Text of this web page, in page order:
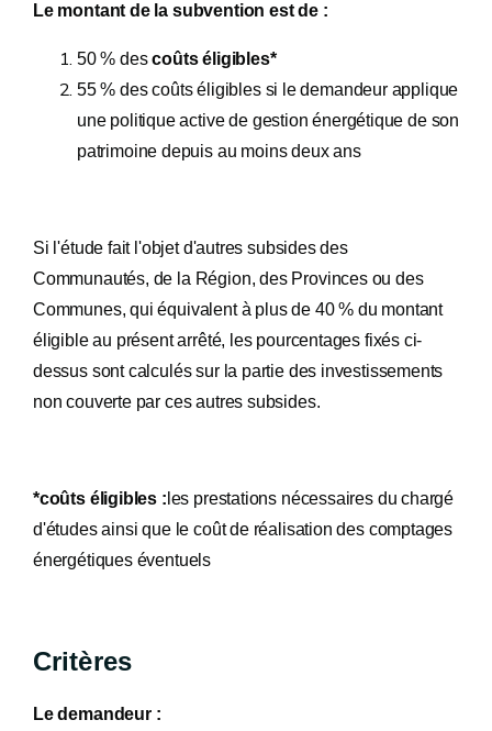
Le montant de la subvention est de :
50 % descoûts éligibles*
55 % des coûts éligibles si le demandeur applique
une politique active de gestion énergétique de son
patrimoine depuis au moins deux ans
Si l'étude fait l'objet d'autres subsides des
Communautés, de la Région, des Provinces ou des
Communes, qui équivalent à plus de 40 % du montant
éligible au présent arrêté, les pourcentages fixés ci-
dessus sont calculés sur la partie des investissements
non couverte par ces autres subsides.
*coûts éligibles : les prestations nécessaires du chargé
d'études ainsi que le coût de réalisation des comptages
énergétiques éventuels
Critères
Le demandeur :